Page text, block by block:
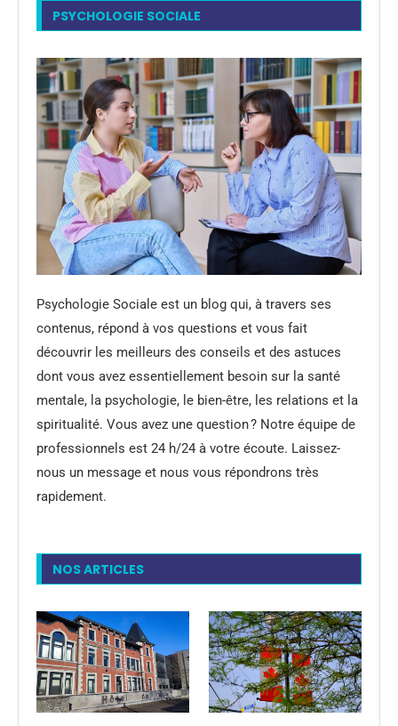
PSYCHOLOGIE SOCIALE
Psychologie Sociale est un blog qui, à travers ses
contenus, répond à vos questions et vous fait
découvrir les meilleurs des conseils et des astuces
dont vous avez essentiellement besoin sur la santé
mentale, la psychologie, le bien-être, les relations et la
spiritualité. Vous avez une question ? Notre équipe de
professionnels est 24 h/24 à votre écoute. Laissez-
nous un message et nous vous répondrons très
rapidement.
NOS ARTICLES